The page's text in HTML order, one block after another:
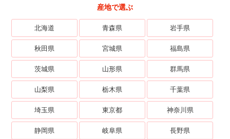
産地で選ぶ
北海道 青森県 岩手県
秋田県 宮城県 福島県
茨城県 山形県 群馬県
山梨県 栃木県 千葉県
埼玉県 東京都 神奈川県
静岡県 岐阜県 長野県